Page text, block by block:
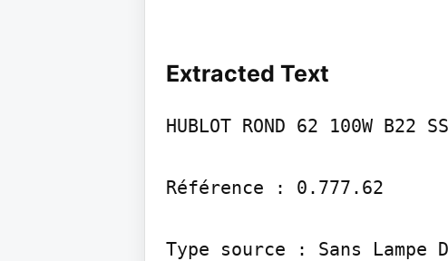
Extracted Text
HUBLOT ROND 62 100W B22
Référence : 0.777.62
Type source : Sans